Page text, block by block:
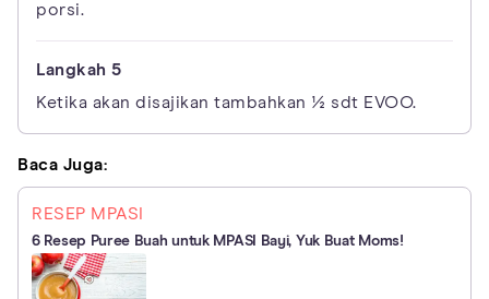
porsi.
Ketika akan disajikan tambahkan ½ sdt EVOO.
Baca Juga:
RESEP MPASI
6 Resep Puree Buah untuk MPASI Bayi, Yuk Buat Moms!